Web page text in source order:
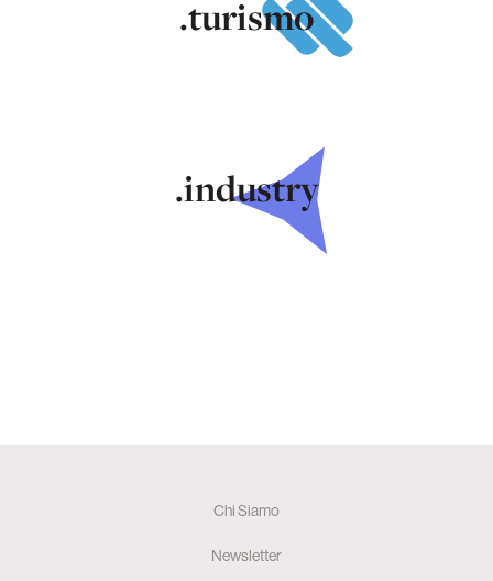
.turismo
.industry
Chi Siamo
Newsletter